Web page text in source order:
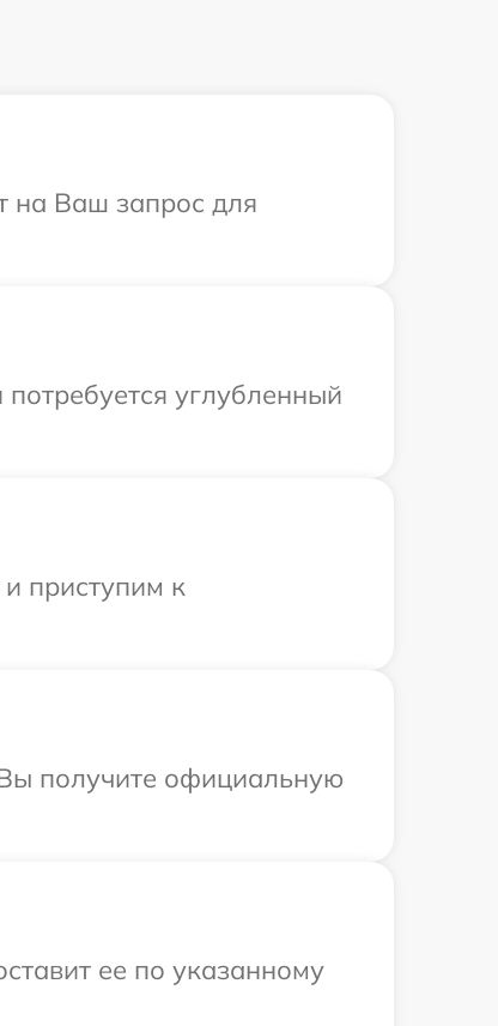
на Ваш запрос для
углубленный
приступим к
получите официальную
ее по указанному